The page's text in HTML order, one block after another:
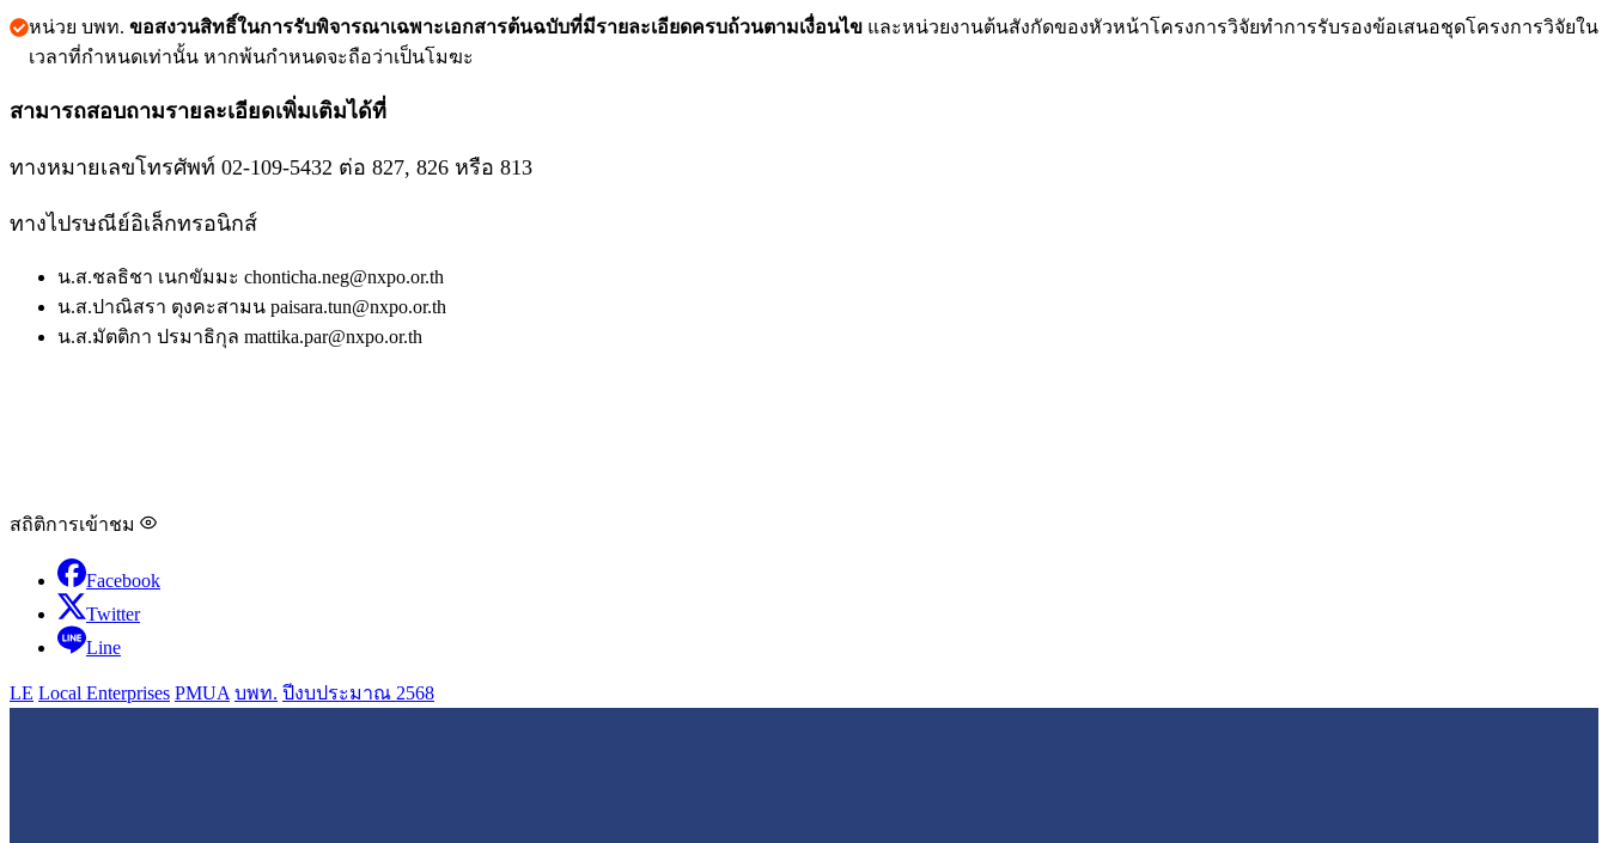
หน่วย บพท. ขอสงวนสิทธิ์ในการรับพิจารณาเฉพาะเอกสารต้นฉบับที่มีรายละเอียดครบถ้วนตามเงื่อนไข และหน่วยงานต้นสังกัดของหัวหน้าโครงการวิจัยทำการรับรองข้อเสนอชุดโครงการวิจัยใน
เวลาที่กำหนดเท่านั้น หากพ้นกำหนดจะถือว่าเป็นโมฆะ
สามารถสอบถามรายละเอียดเพิ่มเติมได้ที่
ทางหมายเลขโทรศัพท์ 02-109-5432 ต่อ 827, 826 หรือ 813
ทางไปรษณีย์อิเล็กทรอนิกส์
น.ส.ชลธิชา เนกขัมมะ chonticha.neg@nxpo.or.th
น.ส.ปาณิสรา ตุงคะสามน paisara.tun@nxpo.or.th
น.ส.มัตติกา ปรมาธิกุล mattika.par@nxpo.or.th
สถิติการเข้าชม
Facebook
Twitter
Line
LE Local Enterprises PMUA บพท. ปีงบประมาณ 2568